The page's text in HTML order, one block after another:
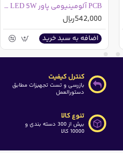
PCB آلومینیومی پاور LED 5W قطر 5
542,000ریال
اضافه به سبد خرید
کنترل کیفیت
بازرسی و تست تجهیزات مطابق
دستورالعمل
تنوع کالا
بیش از 300 دسته بندی و
10000 کالا